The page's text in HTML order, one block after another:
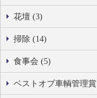
花壇 (3)
掃除 (14)
食事会 (5)
ベストオブ車輌管理